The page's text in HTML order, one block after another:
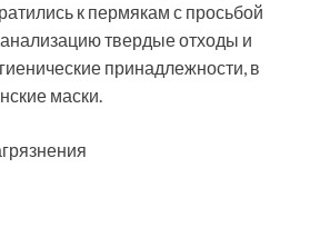
к пермякам с просьбой
твердые отходы и
принадлежности, в
маски.